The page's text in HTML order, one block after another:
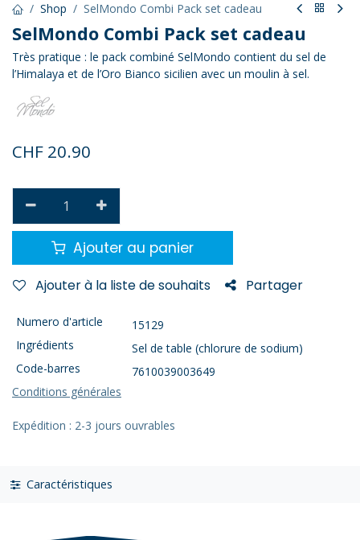
Shop SelMondo Combi Pack set cadeau
SelMondo Combi Pack set cadeau
Très pratique : le pack combiné SelMondo contient du sel de
l’Himalaya et de l’Oro Bianco sicilien avec un moulin à sel.
CHF 20.90
Ajouter au panier
Ajouter à la liste de souhaits Partager
Numero d'article
15129
Ingrédients
Sel de table (chlorure de sodium)
Code-barres
7610039003649
Conditions générales
Expédition : 2-3 jours ouvrables
Caractéristiques